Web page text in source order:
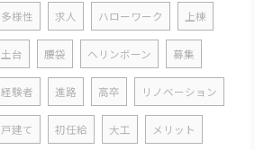
多様性 求人 ハローワーク 上棟
土台 腰袋 ヘリンボーン 募集
経験者 進路 高卒 リノベーション
戸建て 初任給 大工 メリット